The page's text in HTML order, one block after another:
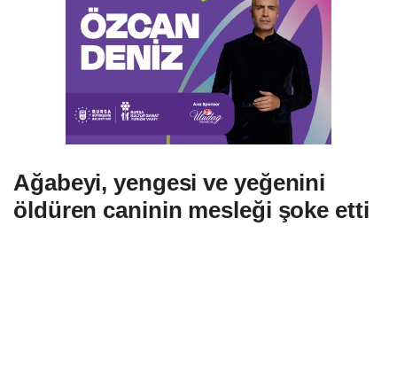
Ağabeyi, yengesi ve yeğenini
öldüren caninin mesleği şoke etti